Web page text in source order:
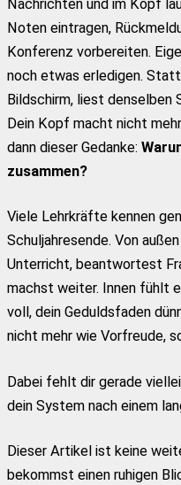
Nachrichten und im Kopf
Noten eintragen,
Konferenz vorbereiten.
noch etwas erledigen.
Bildschirm, liest
Dein Kopf macht nicht
dann dieser Gedanke:
zusammen?
Viele Lehrkräfte kennen
Schuljahresende. Von
Unterricht, beantwortest
machst weiter. Innen fühlt
voll, dein Geduldsfaden
nicht mehr wie Vorfreude,
Dabei fehlt dir gerade
dein System nach einem
Dieser Artikel ist keine
bekommst einen ruhigen